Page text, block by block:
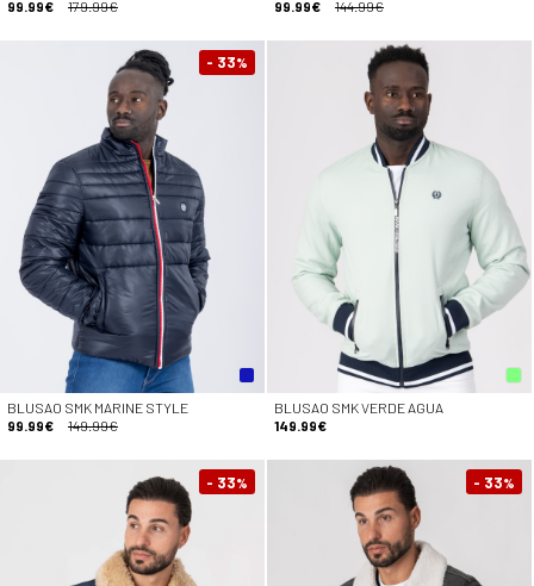
99.99€ 179.99€ 99.99€ 144.99€
- 33%
BLUSAO SMK MARINE STYLE
99.99€
149.99€
BLUSAO SMK VERDE AGUA
149.99€
- 33% - 33%